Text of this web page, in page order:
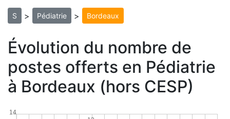
S > Pédiatrie > Bordeaux
Évolution du nombre de
postes offerts en Pédiatrie
à Bordeaux (hors CESP)
14